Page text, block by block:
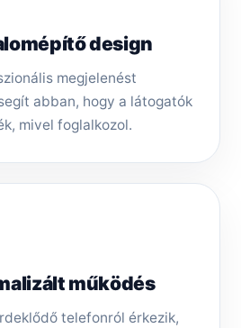
design
megjelenést
abban, hogy a látogatók
mivel foglalkozol.
működés
telefonról érkezik,